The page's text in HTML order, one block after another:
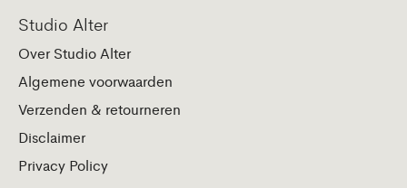
Studio Alter
Over Studio Alter
Algemene voorwaarden
Verzenden & retourneren
Disclaimer
Privacy Policy